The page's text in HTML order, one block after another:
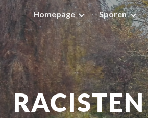
Skip to main
Homepage Sporen